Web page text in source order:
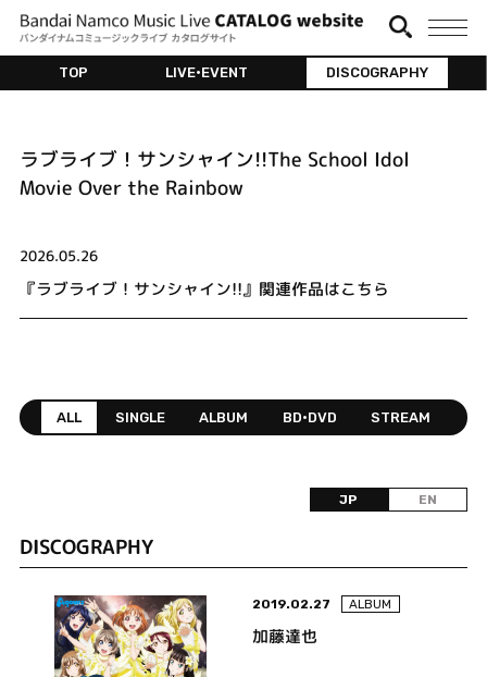
TOP LIVE•EVENT DISCOGRAPHY
ラブライブ！サンシャイン!!The School Idol
Movie Over the Rainbow
2026.05.26
『ラブライブ！サンシャイン!!』関連作品はこちら
ALL SINGLE ALBUM BD•DVD STREAM
JP EN
DISCOGRAPHY
2019.02.27 ALBUM
加藤達也